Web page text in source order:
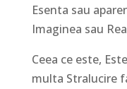
Esenta sau
Imaginea sau
Ceea ce este,
multa Stralucire